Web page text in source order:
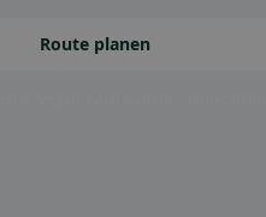
Route planen